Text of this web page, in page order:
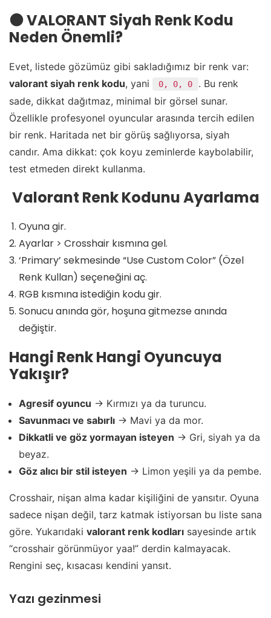
⚫ VALORANT Siyah Renk Kodu
Neden Önemli?
Evet, listede gözümüz gibi sakladığımız bir renk var:
valorant siyah renk kodu, yani 0, 0, 0
. Bu renk
sade, dikkat dağıtmaz, minimal bir görsel sunar.
Özellikle profesyonel oyuncular arasında tercih edilen
bir renk. Haritada net bir görüş sağlıyorsa, siyah
candır. Ama dikkat: çok koyu zeminlerde kaybolabilir,
test etmeden direkt kullanma.
️ Valorant Renk Kodunu Ayarlama
Oyuna gir.
Ayarlar > Crosshair kısmına gel.
‘Primary’ sekmesinde “Use Custom Color” (Özel
Renk Kullan) seçeneğini aç.
RGB kısmına istediğin kodu gir.
Sonucu anında gör, hoşuna gitmezse anında
değiştir.
Hangi Renk Hangi Oyuncuya
Yakışır?
Agresif oyuncu → Kırmızı ya da turuncu.
Savunmacı ve sabırlı → Mavi ya da mor.
Dikkatli ve göz yormayan isteyen → Gri, siyah ya da
beyaz.
Göz alıcı bir stil isteyen → Limon yeşili ya da pembe.
Crosshair, nişan alma kadar kişiliğini de yansıtır. Oyuna
sadece nişan değil, tarz katmak istiyorsan bu liste sana
göre. Yukarıdaki valorant renk kodları sayesinde artık
“crosshair görünmüyor yaa!” derdin kalmayacak.
Rengini seç, kısacası kendini yansıt.
Yazı gezinmesi